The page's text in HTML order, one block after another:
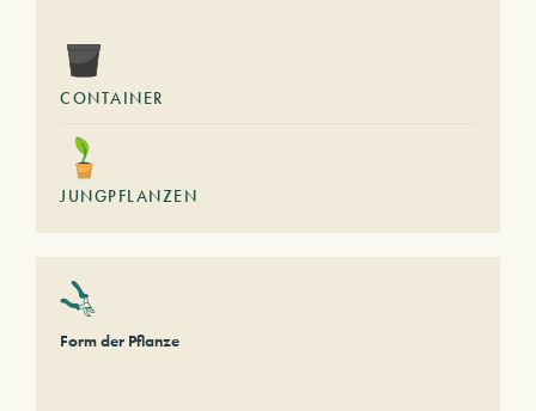
CONTAINER
JUNGPFLANZEN
Form der Pflanze